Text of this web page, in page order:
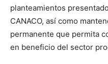
planteamientos
CANACO, así como
permanente que permita
en beneficio del sector